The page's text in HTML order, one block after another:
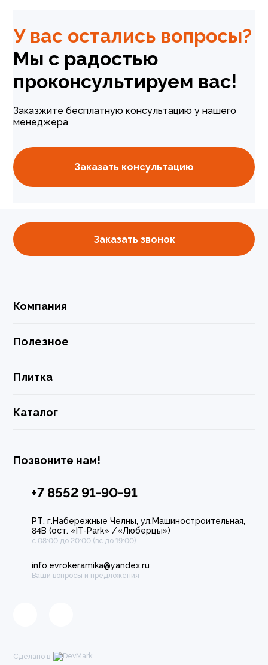
У вас остались вопросы?
Мы с радостью
проконсультируем вас!
Заказжите бесплатную консультацию у нашего
менеджера
Заказать консультацию
Заказать звонок
Компания
Полезное
Плитка
Каталог
Позвоните нам!
+7 8552 91-90-91
РТ, г.Набережные Челны, ул.Машиностроительная,
84В (ост. «IT-Park» /«Люберцы»)
с 08:00 до 20:00 (вс до 19:00)
info.evrokeramika@yandex.ru
Ваши вопросы и предложения
Сделано в